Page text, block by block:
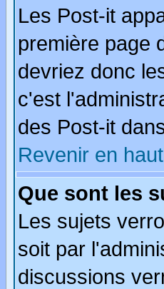
Les Post-it
première page
devriez donc
c'est
des Post-it
Revenir en
Que sont les
Les sujets
soit par
discussions